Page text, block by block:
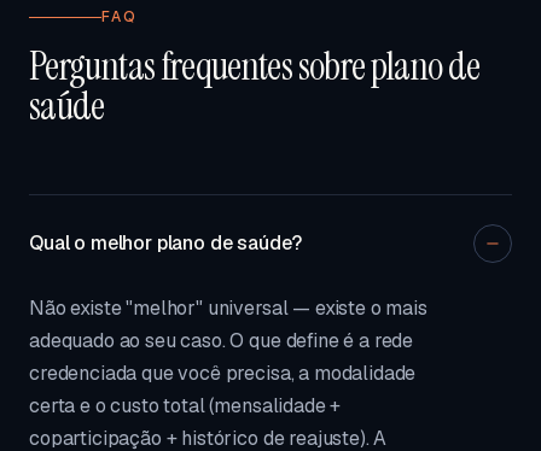
FAQ
Perguntas frequentes sobre plano de
saúde
Qual o melhor plano de saúde?
Não existe "melhor" universal — existe o mais
adequado ao seu caso. O que define é a rede
credenciada que você precisa, a modalidade
certa e o custo total (mensalidade +
coparticipação + histórico de reajuste). A